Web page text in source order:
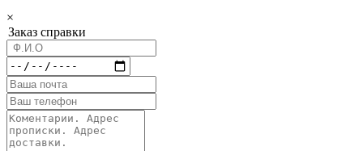
×
Заказ справки